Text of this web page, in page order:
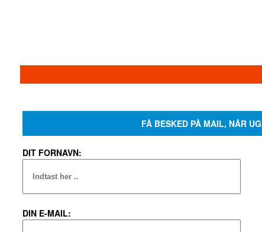
FÅ BESKED PÅ MAIL, NÅR
DIT FORNAVN:
DIN E-MAIL: